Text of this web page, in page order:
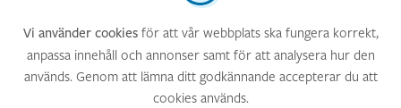
Vi använder cookiesför att vår webbplats ska fungera korrekt,
anpassa innehåll och annonser samt för att analysera hur den
används. Genom att lämna ditt godkännande accepterar du att
cookies används.